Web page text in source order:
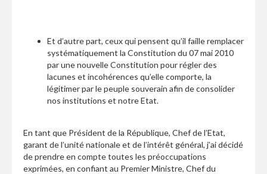
Et d’autre part, ceux qui pensent qu’il faille remplacer
systématiquement la Constitution du 07 mai 2010
par une nouvelle Constitution pour régler des
lacunes et incohérences qu’elle comporte, la
légitimer par le peuple souverain afin de consolider
nos institutions et notre Etat.
En tant que Président de la République, Chef de l’Etat,
garant de l’unité nationale et de l’intérêt général, j’ai décidé
de prendre en compte toutes les préoccupations
exprimées, en confiant au Premier Ministre, Chef du